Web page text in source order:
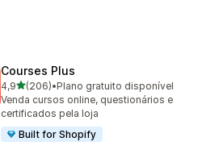
Courses Plus
4,9de 5 estrelas
(206)
206 avaliações ao todo
•Plano gratuito disponível
Venda cursos online, questionários e
certificados pela loja
Built for Shopify